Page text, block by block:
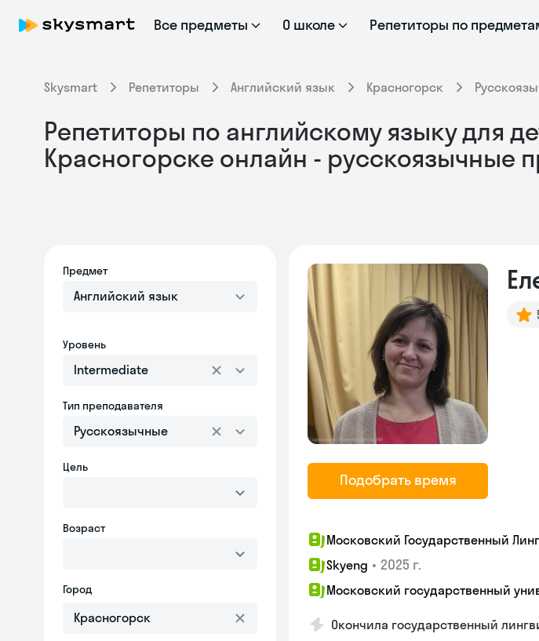
Все предметы О школе Репетиторы по
Skysmart Репетиторы Английский язык Красногорск
Репетиторы по английскому языку для
Красногорске онлайн - русскоязычные
Предмет
Английский язык
Уровень
Intermediate
Тип преподавателя
Русскоязычные
Цель
Возраст
Город
Подобрать время
Московский Государственный
Skyeng • 2025 г.
Московский государственный
Окончила государственный